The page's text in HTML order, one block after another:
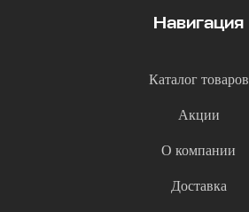
Навигация
Каталог товаров
Акции
О компании
Доставка